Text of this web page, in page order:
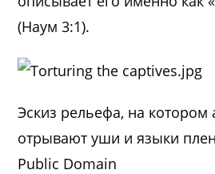
(Наум 3:1).
Эскиз рельефа, на котором
отрывают уши и языки
Public Domain